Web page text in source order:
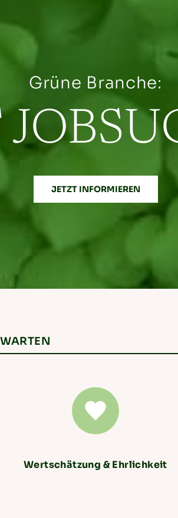
Grüne Branche:
JETZT INFORMIEREN
Wertschätzung & Ehrlichkeit